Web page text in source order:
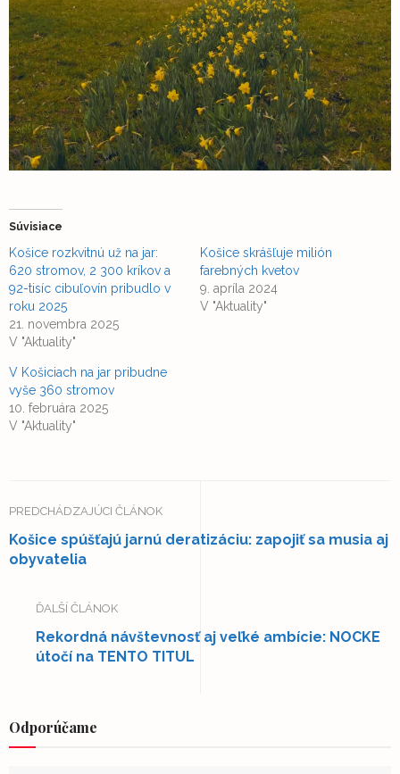
Súvisiace
Košice rozkvitnú už na jar:
620 stromov, 2 300 kríkov a
92-tisíc cibuľovín pribudlo v
roku 2025
21. novembra 2025
V "Aktuality"
Košice skrášľuje milión
farebných kvetov
9. apríla 2024
V "Aktuality"
V Košiciach na jar pribudne
vyše 360 stromov
10. februára 2025
V "Aktuality"
PREDCHÁDZAJÚCI ČLÁNOK
Košice spúšťajú jarnú deratizáciu: zapojiť sa musia aj
obyvatelia
ĎALŠÍ ČLÁNOK
Rekordná návštevnosť aj veľké ambície: NOCKE
útočí na TENTO TITUL
Odporúčame